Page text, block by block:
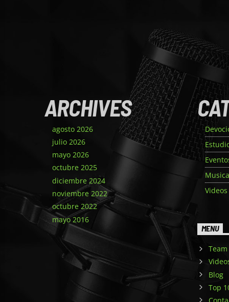
ARCHIVES
agosto 2026
julio 2026
mayo 2026
octubre 2025
diciembre 2024
noviembre 2022
octubre 2022
mayo 2016
Musica
Videos
MENU
Team
Blog
Top